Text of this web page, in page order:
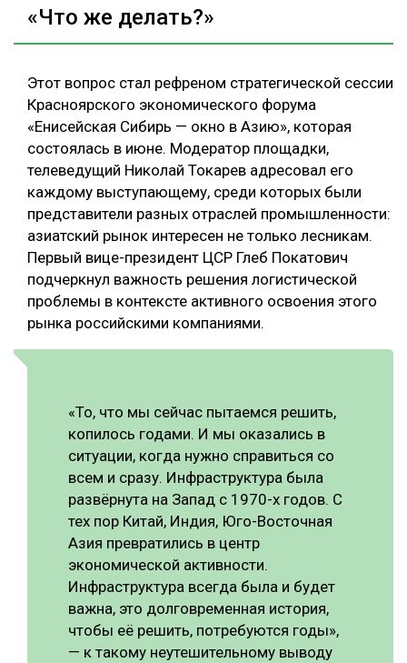
«Что же делать?»
Этот вопрос стал рефреном стратегической сессии
Красноярского экономического форума
«Енисейская Сибирь — окно в Азию», которая
состоялась в июне. Модератор площадки,
телеведущий Николай Токарев адресовал его
каждому выступающему, среди которых были
представители разных отраслей промышленности:
азиатский рынок интересен не только лесникам.
Первый вице-президент ЦСР Глеб Покатович
подчеркнул важность решения логистической
проблемы в контексте активного освоения этого
рынка российскими компаниями.
«То, что мы сейчас пытаемся решить,
копилось годами. И мы оказались в
ситуации, когда нужно справиться со
всем и сразу. Инфраструктура была
развёрнута на Запад с 1970-х годов. С
тех пор Китай, Индия, Юго-Восточная
Азия превратились в центр
экономической активности.
Инфраструктура всегда была и будет
важна, это долговременная история,
чтобы её решить, потребуются годы»,
— к такому неутешительному выводу